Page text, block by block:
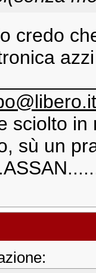
credo
sciolto in
sù un